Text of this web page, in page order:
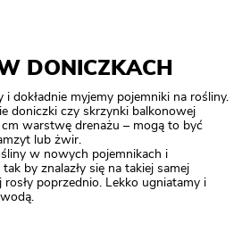
DONICZKACH
i dokładnie myjemy pojemniki na rośliny.
doniczki czy skrzynki balkonowej
warstwę drenażu – mogą to być
lub żwir.
w nowych pojemnikach i
by znalazły się na takiej samej
rosły poprzednio. Lekko ugniatamy i